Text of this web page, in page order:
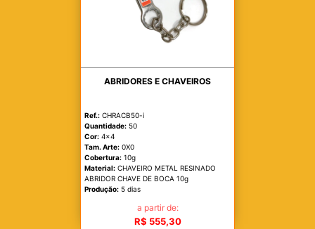
ABRIDORES E CHAVEIROS
Ref.: CHRACB50-i
Quantidade: 50
Cor: 4x4
Tam. Arte: 0X0
Cobertura: 10g
Material: CHAVEIRO METAL RESINADO
ABRIDOR CHAVE DE BOCA 10g
Produção: 5 dias
a partir de:
R$ 555,30